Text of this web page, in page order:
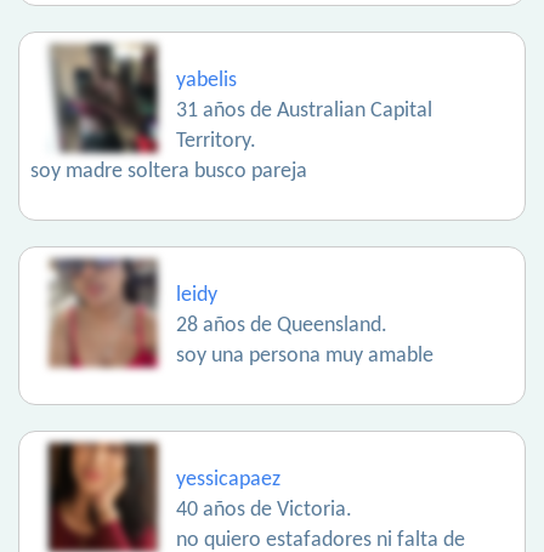
yabelis
31 años de Australian Capital
Territory.
soy madre soltera busco pareja
leidy
28 años de Queensland.
soy una persona muy amable
yessicapaez
40 años de Victoria.
no quiero estafadores ni falta de